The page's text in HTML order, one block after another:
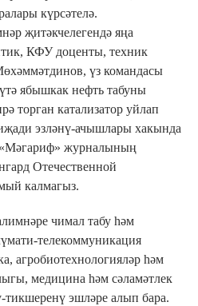
күрсәтелә.
җитәкчелегендә яңа
КФУ доценты, техник
үз командасы
ябышкак нефть табуны
торган катализатор уйлап
эзләнү-ачышлары хакында
«Мәгариф» журналының
Отечественной
калмагыз.
чимал табу һәм
телекоммуникация
агробиотехнологияләр һәм
медицина һәм сәламәтлек
тикшеренү эшләре алып бара.